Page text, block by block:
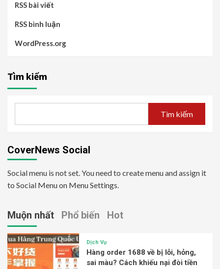
RSS bài viết
RSS bình luận
WordPress.org
Tìm kiếm
Tìm kiếm
CoverNews Social
Social menu is not set. You need to create menu and assign it
to Social Menu on Menu Settings.
Muộn nhất Phổ biến Hot
Dịch Vụ
Hàng order 1688 về bị lỗi, hỏng,
sai màu? Cách khiếu nại đòi tiền